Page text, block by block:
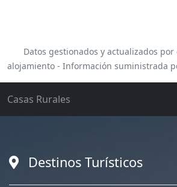
Datos gestionados y actualizados
alojamiento - Información suministrada
Casas Rurales
Destinos Turísticos